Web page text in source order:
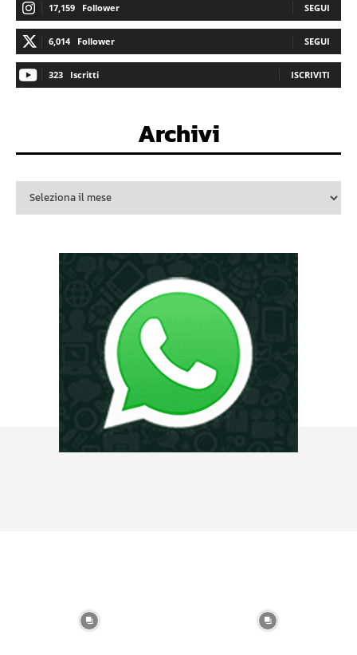
17,159 Follower SEGUI
6,014 Follower SEGUI
323 Iscritti ISCRIVITI
Archivi